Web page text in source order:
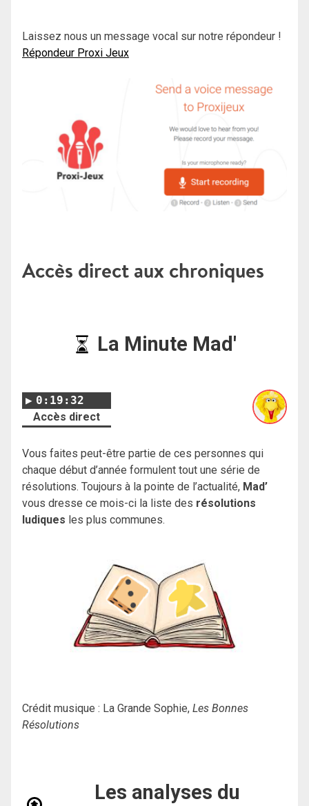
Laissez nous un message vocal sur notre répondeur !
Répondeur Proxi Jeux
Accès direct aux chroniques
La Minute Mad'
0:19:32
Accès direct
Vous faites peut-être partie de ces personnes qui
chaque début d’année formulent tout une série de
résolutions. Toujours à la pointe de l’actualité, Mad’
vous dresse ce mois-ci la liste des résolutions
ludiques les plus communes.
Crédit musique : La Grande Sophie, Les Bonnes
Résolutions
Les analyses du